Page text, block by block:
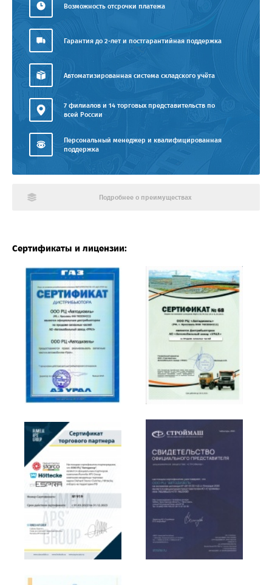
Возможность отсрочки платежа
Гарантия до 2-лет и постгарантийная поддержка
Автоматизированная система складского учёта
7 филиалов и 14 торговых представительств по
всей России
Персональный менеджер и квалифицированная
поддержка
Подробнее о преимуществах
Сертификаты и лицензии: